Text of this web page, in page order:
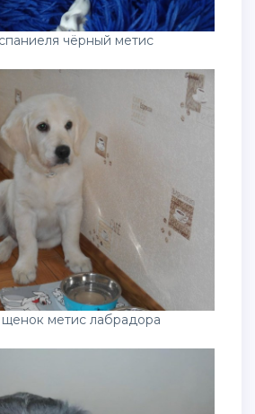
чёрный метис
метис лабрадора